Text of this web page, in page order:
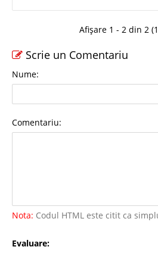
Afișare 1 - 2 din 2
Scrie un Comentariu
Nume:
Comentariu:
Nota: Codul HTML este citit ca
Evaluare: